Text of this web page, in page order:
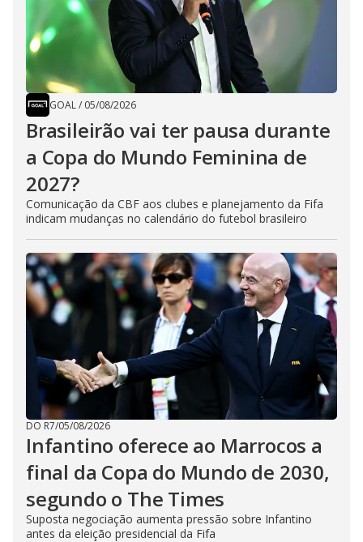
GOAL/ 05/08/2026
Brasileirão vai ter pausa durante
a Copa do Mundo Feminina de
2027?
Comunicação da CBF aos clubes e planejamento da Fifa
indicam mudanças no calendário do futebol brasileiro
DO R7/05/08/2026
Infantino oferece ao Marrocos a
final da Copa do Mundo de 2030,
segundo o The Times
Suposta negociação aumenta pressão sobre Infantino
antes da eleição presidencial da Fifa